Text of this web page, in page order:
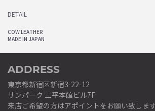
DETAIL
COW LEATHER
MADE IN JAPAN
ADDRESS
東京都新宿区新宿3-22-12
サンパーク 三平本館ビル7F
来店ご希望の方はアポイントをお願い致します